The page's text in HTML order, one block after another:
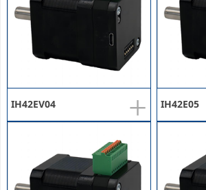
+
IH42EV04 IH42E05